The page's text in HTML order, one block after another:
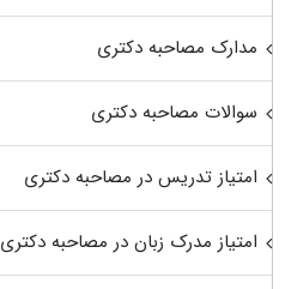
مدارک مصاحبه دکتری
سوالات مصاحبه دکتری
امتیاز تدریس در مصاحبه دکتری
امتیاز مدرک زبان در مصاحبه دکتری